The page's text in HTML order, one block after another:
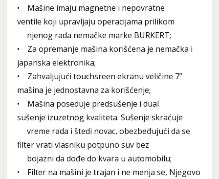
• Mašine imaju magnetne i nepovratne
ventile koji upravljaju operacijama prilikom
njenog rada nemačke marke BURKERT;
• Za opremanje mašina korišćena je nemačka i
japanska elektronika;
• Zahvaljujući touchsreen ekranu veličine 7”
mašina je jednostavna za korišćenje;
• Mašina poseduje predsušenje i dual
sušenje izuzetnog kvaliteta. Sušenje skraćuje
vreme rada i štedi novac, obezbeđujući da se
filter vrati vlasniku potpuno suv bez
bojazni da dođe do kvara u automobilu;
• Filter na mašini je trajan i ne menja se, Njegovo